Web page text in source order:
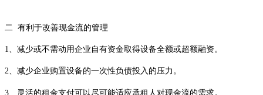
二 有利于改善现金流的管理
1、减少或不需动用企业自有资金取得设备全额或超额融资。
2、减少企业购置设备的一次性负债投入的压力。
3、灵活的租金支付可以尽可能适应承租人对现金流的需求。